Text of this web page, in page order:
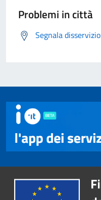
Problemi in città
Segnala disservizio